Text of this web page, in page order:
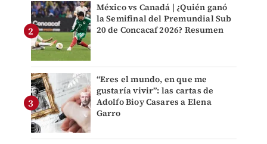
México vs Canadá | ¿Quién ganó
la Semifinal del Premundial Sub
20 de Concacaf 2026? Resumen
“Eres el mundo, en que me
gustaría vivir”: las cartas de
Adolfo Bioy Casares a Elena
Garro